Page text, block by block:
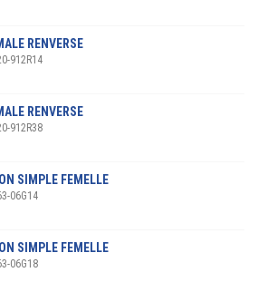
RENVERSE
912R14
RENVERSE
912R38
SIMPLE FEMELLE
06G14
SIMPLE FEMELLE
06G18